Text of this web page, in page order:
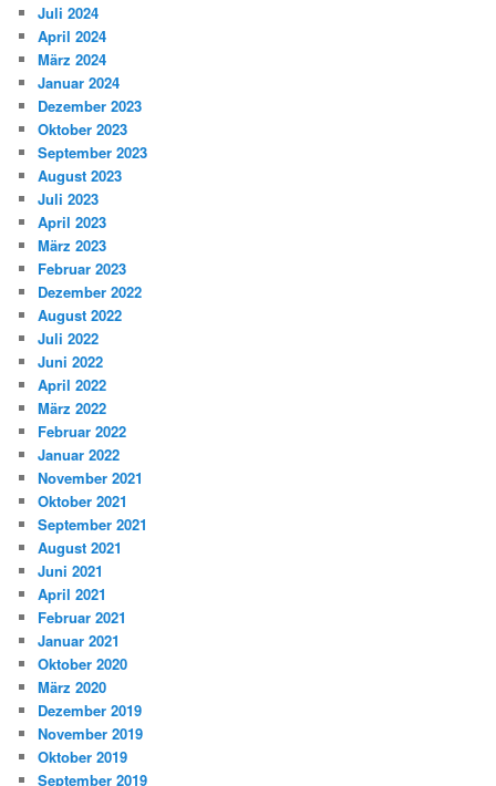
Juli 2024
April 2024
März 2024
Januar 2024
Dezember 2023
Oktober 2023
September 2023
August 2023
Juli 2023
April 2023
März 2023
Februar 2023
Dezember 2022
August 2022
Juli 2022
Juni 2022
April 2022
März 2022
Februar 2022
Januar 2022
November 2021
Oktober 2021
September 2021
August 2021
Juni 2021
April 2021
Februar 2021
Januar 2021
Oktober 2020
März 2020
Dezember 2019
November 2019
Oktober 2019
September 2019